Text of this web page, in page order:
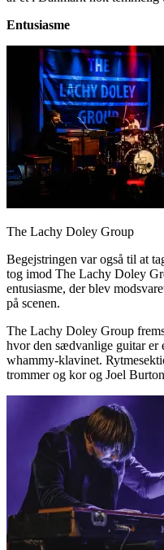
Entusiasme
The Lachy Doley Group
Begejstringen var også til at
tog imod The Lachy Doley
entusiasme, der blev
på scenen.
The Lachy Doley Group
hvor den sædvanlige guitar er
whammy-klavinet.
trommer og kor og Joel